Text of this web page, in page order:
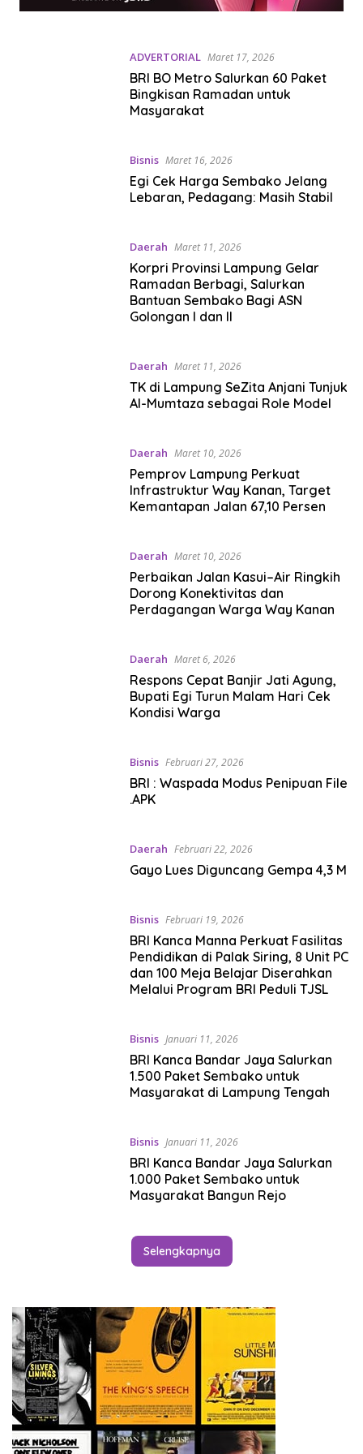
ADVERTORIAL Maret 17, 2026
BRI BO Metro Salurkan 60 Paket
Bingkisan Ramadan untuk
Masyarakat
Bisnis Maret 16, 2026
Egi Cek Harga Sembako Jelang
Lebaran, Pedagang: Masih Stabil
Daerah Maret 11, 2026
Korpri Provinsi Lampung Gelar
Ramadan Berbagi, Salurkan
Bantuan Sembako Bagi ASN
Golongan I dan II
Daerah Maret 11, 2026
TK di Lampung SeZita Anjani Tunjuk
Al-Mumtaza sebagai Role Model
Daerah Maret 10, 2026
Pemprov Lampung Perkuat
Infrastruktur Way Kanan, Target
Kemantapan Jalan 67,10 Persen
Daerah Maret 10, 2026
Perbaikan Jalan Kasui–Air Ringkih
Dorong Konektivitas dan
Perdagangan Warga Way Kanan
Daerah Maret 6, 2026
Respons Cepat Banjir Jati Agung,
Bupati Egi Turun Malam Hari Cek
Kondisi Warga
Bisnis Februari 27, 2026
BRI : Waspada Modus Penipuan File
.APK
Daerah Februari 22, 2026
Gayo Lues Diguncang Gempa 4,3 M
Bisnis Februari 19, 2026
BRI Kanca Manna Perkuat Fasilitas
Pendidikan di Palak Siring, 8 Unit PC
dan 100 Meja Belajar Diserahkan
Melalui Program BRI Peduli TJSL
Bisnis Januari 11, 2026
BRI Kanca Bandar Jaya Salurkan
1.500 Paket Sembako untuk
Masyarakat di Lampung Tengah
Bisnis Januari 11, 2026
BRI Kanca Bandar Jaya Salurkan
1.000 Paket Sembako untuk
Masyarakat Bangun Rejo
Selengkapnya